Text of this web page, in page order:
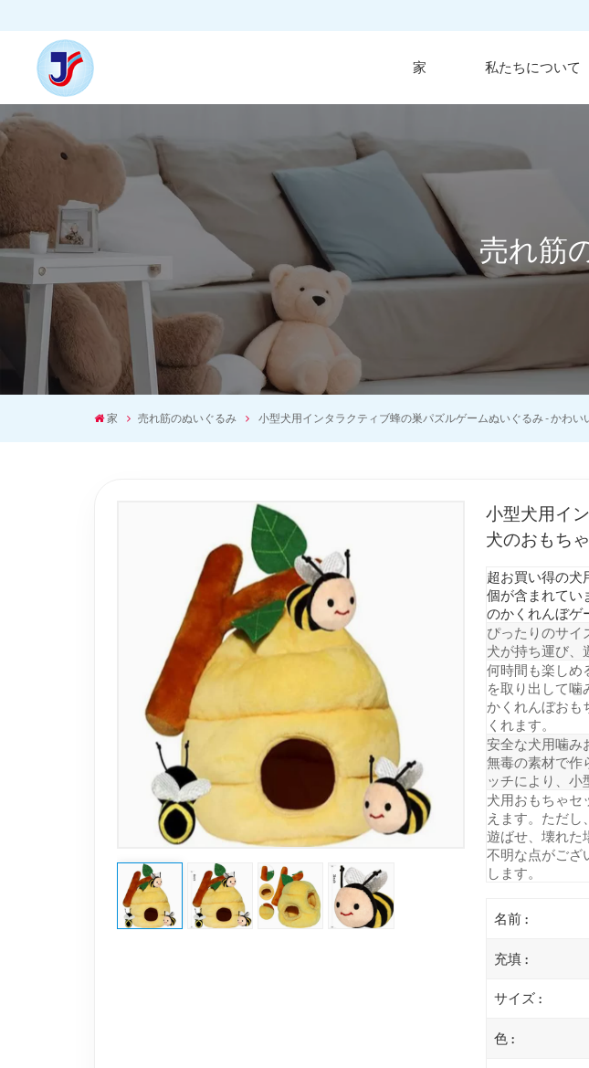
家 私たちについて
売れ筋
家 売れ筋のぬいぐるみ 小型犬用インタラクティブ蜂の巣パズルゲームぬいぐるみ - かわい
小型犬用イ
犬のおもちゃ
超お買い得の犬
個が含まれてい
のかくれんぼゲ
ぴったりのサイ
犬が持ち運び、
何時間も楽しめ
を取り出して噛
かくれんぼおも
くれます。
安全な犬用噛み
無毒の素材で作
ッチにより、小
犬用おもちゃセ
えます。ただ
遊ばせ、壊れた
不明な点がござ
します。
名前 :
充填 :
サイズ :
色 :